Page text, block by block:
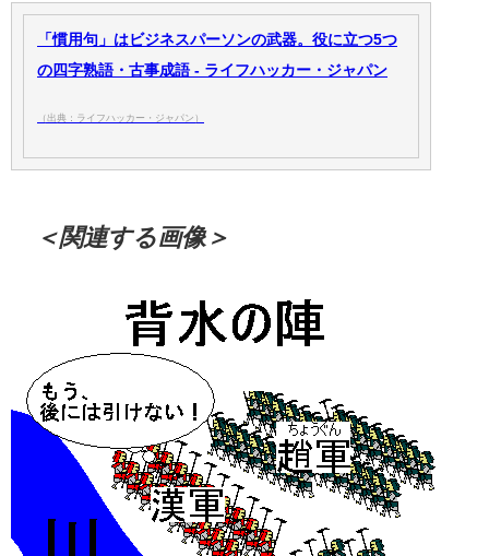
「慣用句」はビジネスパーソンの武器。役に立つ5つ
の四字熟語・古事成語 - ライフハッカー・ジャパン
（出典：ライフハッカー・ジャパン）
＜関連する画像＞